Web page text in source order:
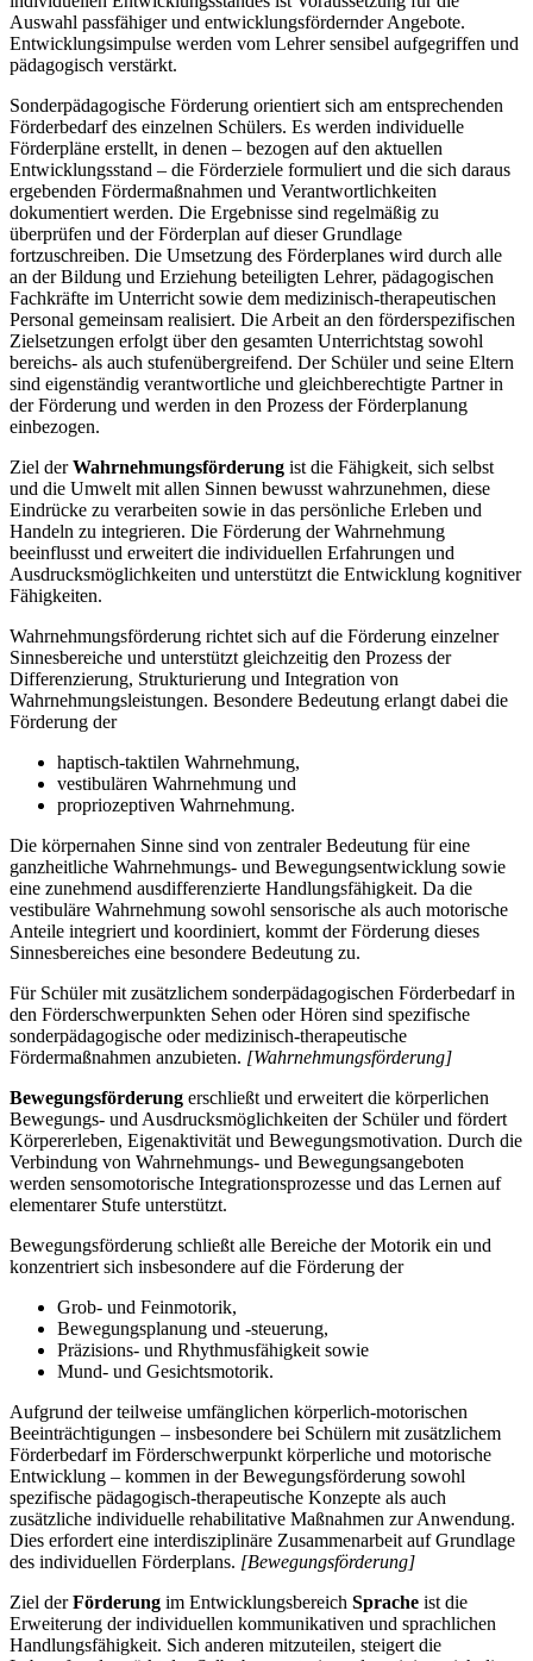
Auswahl passfähiger und entwicklungsfördernder Angebote.
Entwicklungsimpulse werden vom Lehrer sensibel aufgegriffen und
pädagogisch verstärkt.
Sonderpädagogische Förderung orientiert sich am entsprechenden
Förderbedarf des einzelnen Schülers. Es werden individuelle
Förderpläne erstellt, in denen – bezogen auf den aktuellen
Entwicklungsstand – die Förderziele formuliert und die sich daraus
ergebenden Fördermaßnahmen und Verantwortlichkeiten
dokumentiert werden. Die Ergebnisse sind regelmäßig zu
überprüfen und der Förderplan auf dieser Grundlage
fortzuschreiben. Die Umsetzung des Förderplanes wird durch alle
an der Bildung und Erziehung beteiligten Lehrer, pädagogischen
Fachkräfte im Unterricht sowie dem medizinisch-therapeutischen
Personal gemeinsam realisiert. Die Arbeit an den förderspezifischen
Zielsetzungen erfolgt über den gesamten Unterrichtstag sowohl
bereichs- als auch stufenübergreifend. Der Schüler und seine Eltern
sind eigenständig verantwortliche und gleichberechtigte Partner in
der Förderung und werden in den Prozess der Förderplanung
einbezogen.
Ziel derWahrnehmungsförderung ist die Fähigkeit, sich selbst
und die Umwelt mit allen Sinnen bewusst wahrzunehmen, diese
Eindrücke zu verarbeiten sowie in das persönliche Erleben und
Handeln zu integrieren. Die Förderung der Wahrnehmung
beeinflusst und erweitert die individuellen Erfahrungen und
Ausdrucksmöglichkeiten und unterstützt die Entwicklung kognitiver
Fähigkeiten.
Wahrnehmungsförderung richtet sich auf die Förderung einzelner
Sinnesbereiche und unterstützt gleichzeitig den Prozess der
Differenzierung, Strukturierung und Integration von
Wahrnehmungsleistungen. Besondere Bedeutung erlangt dabei die
Förderung der
haptisch-taktilen Wahrnehmung,
vestibulären Wahrnehmung und
propriozeptiven Wahrnehmung.
Die körpernahen Sinne sind von zentraler Bedeutung für eine
ganzheitliche Wahrnehmungs- und Bewegungsentwicklung sowie
eine zunehmend ausdifferenzierte Handlungsfähigkeit. Da die
vestibuläre Wahrnehmung sowohl sensorische als auch motorische
Anteile integriert und koordiniert, kommt der Förderung dieses
Sinnesbereiches eine besondere Bedeutung zu.
Für Schüler mit zusätzlichem sonderpädagogischen Förderbedarf in
den Förderschwerpunkten Sehen oder Hören sind spezifische
sonderpädagogische oder medizinisch-therapeutische
Fördermaßnahmen anzubieten. [Wahrnehmungsförderung]
Bewegungsförderung erschließt und erweitert die körperlichen
Bewegungs- und Ausdrucksmöglichkeiten der Schüler und fördert
Körpererleben, Eigenaktivität und Bewegungsmotivation. Durch die
Verbindung von Wahrnehmungs- und Bewegungsangeboten
werden sensomotorische Integrationsprozesse und das Lernen auf
elementarer Stufe unterstützt.
Bewegungsförderung schließt alle Bereiche der Motorik ein und
konzentriert sich insbesondere auf die Förderung der
Grob- und Feinmotorik,
Bewegungsplanung und -steuerung,
Präzisions- und Rhythmusfähigkeit sowie
Mund- und Gesichtsmotorik.
Aufgrund der teilweise umfänglichen körperlich-motorischen
Beeinträchtigungen – insbesondere bei Schülern mit zusätzlichem
Förderbedarf im Förderschwerpunkt körperliche und motorische
Entwicklung – kommen in der Bewegungsförderung sowohl
spezifische pädagogisch-therapeutische Konzepte als auch
zusätzliche individuelle rehabilitative Maßnahmen zur Anwendung.
Dies erfordert eine interdisziplinäre Zusammenarbeit auf Grundlage
des individuellen Förderplans. [Bewegungsförderung]
Ziel derFörderung im Entwicklungsbereich Sprache ist die
Erweiterung der individuellen kommunikativen und sprachlichen
Handlungsfähigkeit. Sich anderen mitzuteilen, steigert die